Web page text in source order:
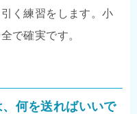
く練習をします。小
で確実です。
何を送ればいいで